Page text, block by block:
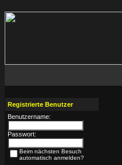
Registrierte Benutzer
Benutzername:
Passwort:
Beim nächsten Besuch
automatisch anmelden?